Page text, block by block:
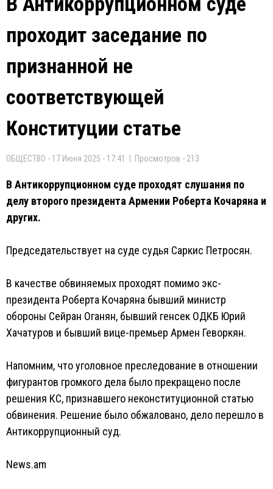
проходит заседание по
признанной не
соответствующей
Конституции статье
ОБЩЕСТВО - 17 Июня 2025 - 17:41 | Просмотров - 213
В Антикоррупционном суде проходят слушания по
делу второго президента Армении Роберта Кочаряна и
других.
Председательствует на суде судья Саркис Петросян.
В качестве обвиняемых проходят помимо экс-
президента Роберта Кочаряна бывший министр
обороны Сейран Оганян, бывший генсек ОДКБ Юрий
Хачатуров и бывший вице-премьер Армен Геворкян.
Напомним, что уголовное преследование в отношении
фигурантов громкого дела было прекращено после
решения КС, признавшего неконституционной статью
обвинения. Решение было обжаловано, дело перешло в
Антикоррупционный суд.
News.am